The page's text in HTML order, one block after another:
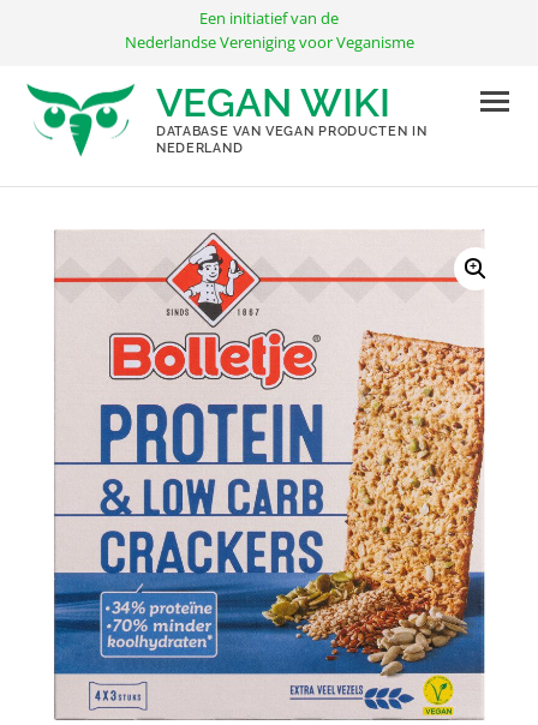
inhoud
Een initiatief van de
Nederlandse Vereniging voor Veganisme
VEGAN WIKI
DATABASE VAN VEGAN PRODUCTEN IN
NEDERLAND